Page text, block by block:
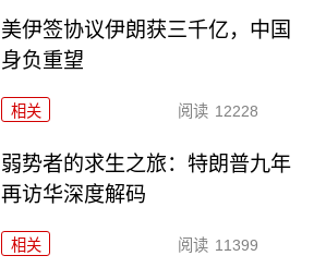
美伊签协议伊朗获三千亿，中国
身负重望
相关 阅读 12228
弱势者的求生之旅：特朗普九年
再访华深度解码
相关 阅读 11399